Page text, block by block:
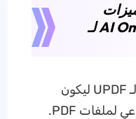
الرئيسية لـ مساعد AI Online لـ
تم تصميم مساعد AI Online لـ UPDF ليكون
مساعداً شاملاً للذكاء الاصطناعي لملفات PDF.